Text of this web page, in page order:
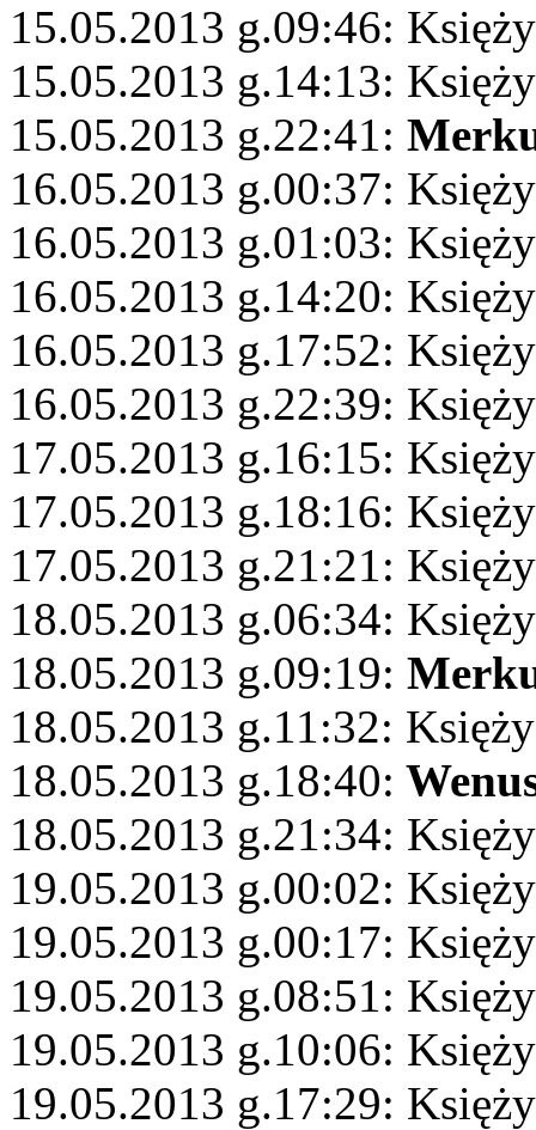
15.05.2013 g.09:46:
15.05.2013 g.14:13:
15.05.2013 g.22:41:
16.05.2013 g.00:37:
16.05.2013 g.01:03:
16.05.2013 g.14:20:
16.05.2013 g.17:52:
16.05.2013 g.22:39:
17.05.2013 g.16:15:
17.05.2013 g.18:16:
17.05.2013 g.21:21:
18.05.2013 g.06:34:
18.05.2013 g.09:19:
18.05.2013 g.11:32:
18.05.2013 g.18:40:
18.05.2013 g.21:34:
19.05.2013 g.00:02:
19.05.2013 g.00:17:
19.05.2013 g.08:51:
19.05.2013 g.10:06:
19.05.2013 g.17:29: